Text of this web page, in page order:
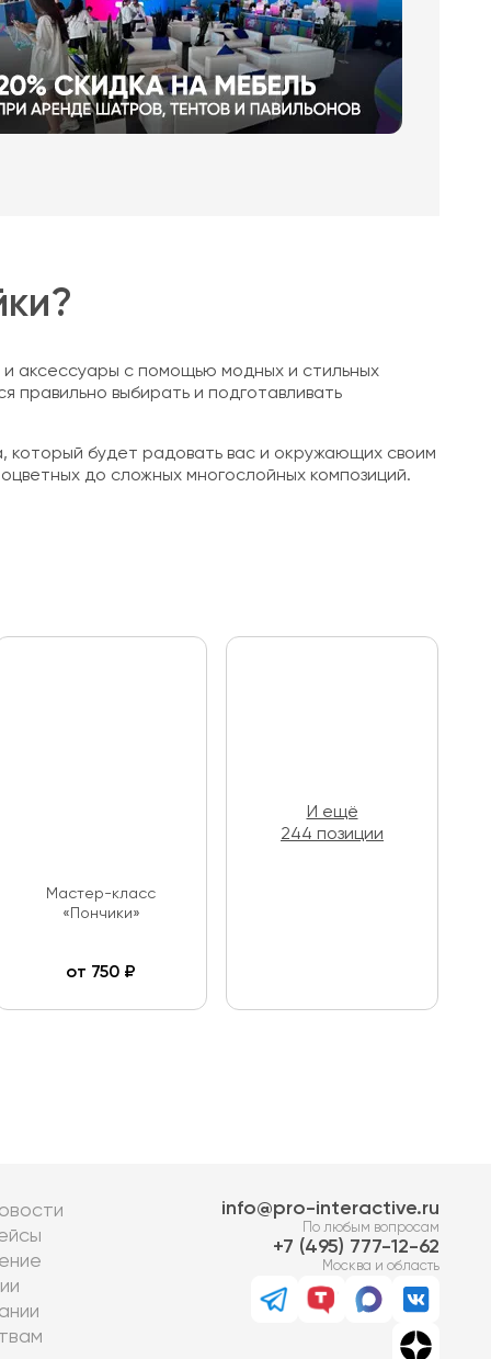
аксессуары с помощью модных и стильных
правильно выбирать и подготавливать
который будет радовать вас и окружающих своим
до сложных многослойных композиций.
Мастер-класс
«Пончики»
от 750 ₽
И ещё
244 позиции
info@pro-interactive.ru
По любым вопросам
7 (495) 777-12-62
Москва и область